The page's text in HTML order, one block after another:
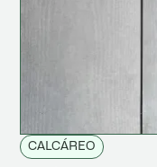
CALCÁREO